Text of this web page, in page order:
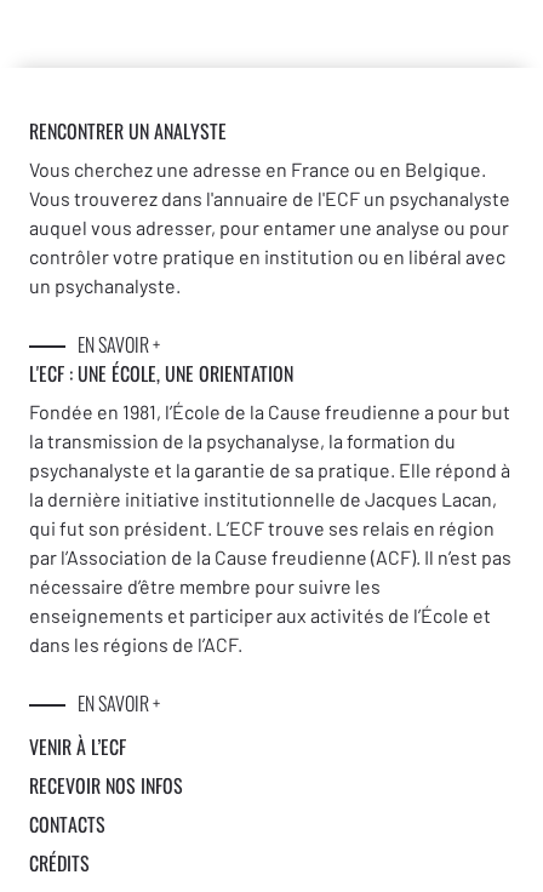
RENCONTRER UN ANALYSTE
Vous cherchez une adresse en France ou en Belgique.
Vous trouverez dans l'annuaire de l'ECF un psychanalyste
auquel vous adresser, pour entamer une analyse ou pour
contrôler votre pratique en institution ou en libéral avec
un psychanalyste.
EN SAVOIR +
L'ECF : UNE ÉCOLE, UNE ORIENTATION
Fondée en 1981, l’École de la Cause freudienne a pour but
la transmission de la psychanalyse, la formation du
psychanalyste et la garantie de sa pratique. Elle répond à
la dernière initiative institutionnelle de Jacques Lacan,
qui fut son président. L’ECF trouve ses relais en région
par l’Association de la Cause freudienne (ACF). Il n’est pas
nécessaire d’être membre pour suivre les
enseignements et participer aux activités de l’École et
dans les régions de l’ACF.
EN SAVOIR +
VENIR À L’ECF
RECEVOIR NOS INFOS
CONTACTS
CRÉDITS